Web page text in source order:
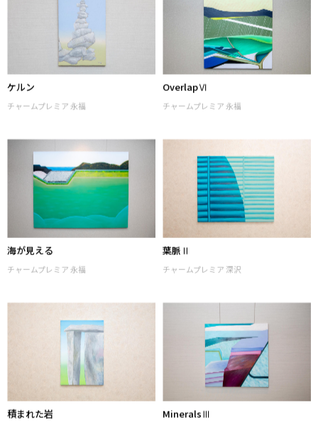
ケルン
チャームプレミア 永福
OverlapⅥ
チャームプレミア 永福
海が見える
チャームプレミア 永福
葉脈Ⅱ